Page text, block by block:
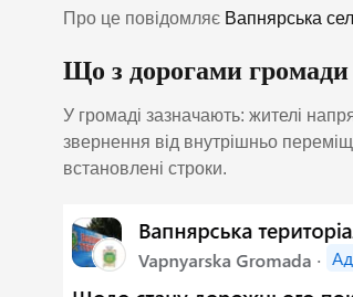
Про це повідомляє Вапнярська
Що з дорогами громади
У громаді зазначають: жителі
звернення від внутрішньо
встановлені строки.